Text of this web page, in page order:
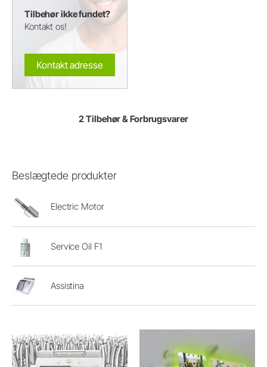
Tilbehør ikke fundet?
Kontakt os!
Kontakt adresse
2 Tilbehør & Forbrugsvarer
Beslægtede produkter
Electric Motor
Service Oil F1
Assistina